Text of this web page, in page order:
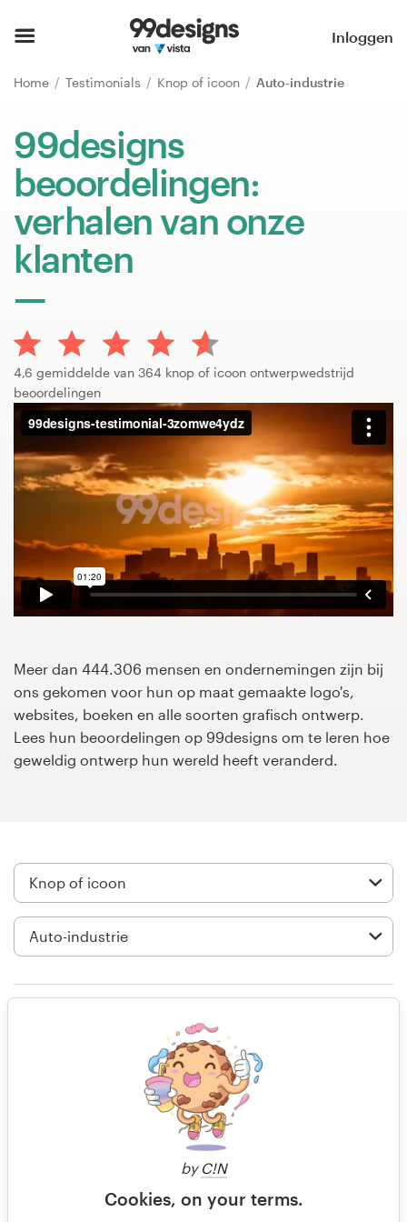
by C!N
Cookies, on your terms.
Inloggen
Home Testimonials Knop of icoon Auto-industrie
99designs
beoordelingen:
verhalen van onze
klanten
4,6 gemiddelde van 364 knop of icoon ontwerpwedstrijd
beoordelingen
Meer dan 444.306 mensen en ondernemingen zijn bij
ons gekomen voor hun op maat gemaakte logo's,
websites, boeken en alle soorten grafisch ontwerp.
Lees hun beoordelingen op 99designs om te leren hoe
geweldig ontwerp hun wereld heeft veranderd.
il y a 14 ans
Bekijk hun knop of icoon wedstrijd
Blader door categorieën
Hoe het werkt
Vind een designer
Inspiratie
99designs Pro
Ontwerpdiensten
Ontwerpwedstrijden
Vind een designer
Ontdek inspiratie
99designs Studio
Ontvang
een
ontwerp
Webdesign
Merkgids
Blader door alle categorieën
+49 30 568 377 84